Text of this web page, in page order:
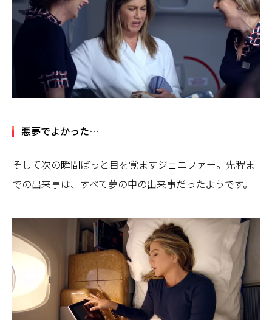
悪夢でよかった…
そして次の瞬間ぱっと目を覚ますジェニファー。先程ま
での出来事は、すべて夢の中の出来事だったようです。